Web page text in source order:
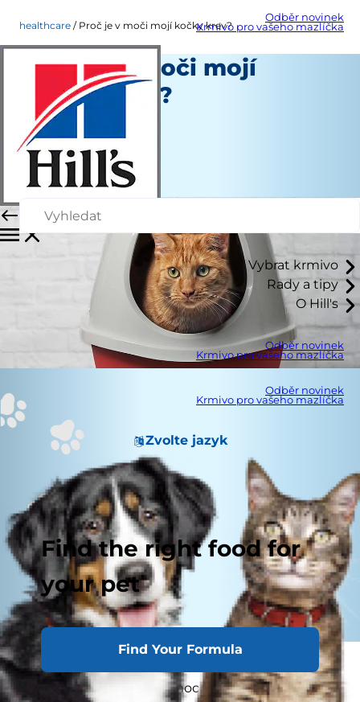
Odběr novinek
Krmivo pro vašeho mazlíčka
Vybrat krmivo
Rady a tipy
O Hill's
Odběr novinek
Krmivo pro vašeho mazlíčka
Odběr novinek
Krmivo pro vašeho mazlíčka
Zvolte jazyk
Find the right food for
your pet
Find Your Formula
healthcare Proč je v moči mojí kočky krev?
Proč je v moči mojí
kočky krev?
Péče o zdraví
Dr. Laci Schaible
|
Říjen 02, 2024
Pokud jste někdy viděli svou kočku močit krev,
jistě si vzpomínáte, jak moc vás to znepokojilo.